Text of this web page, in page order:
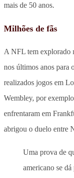
mais de 50 anos.
Milhões de fãs
A NFL tem explorado
nos últimos anos para
realizados jogos em
Wembley, por
enfrentaram em
abrigou o duelo entre
Uma prova de
americano se